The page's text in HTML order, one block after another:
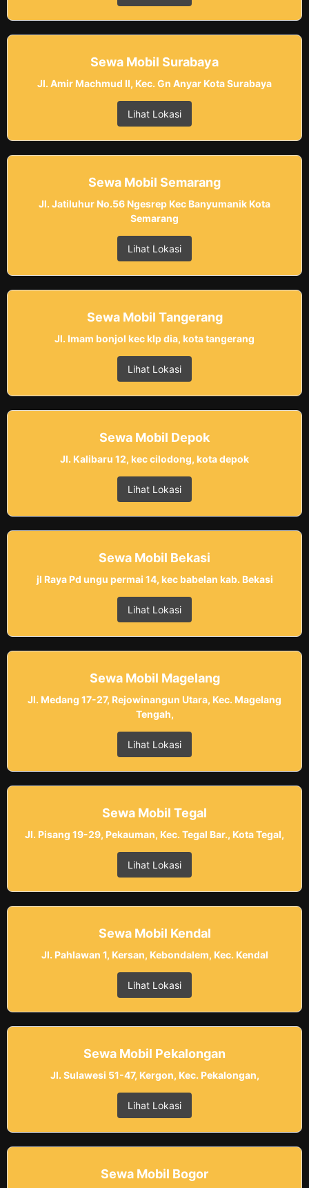
Sewa Mobil Surabaya
Jl. Amir Machmud II, Kec. Gn Anyar Kota Surabaya
Lihat Lokasi
Sewa Mobil Semarang
Jl. Jatiluhur No.56 Ngesrep Kec Banyumanik Kota
Semarang
Lihat Lokasi
Sewa Mobil Tangerang
Jl. Imam bonjol kec klp dia, kota tangerang
Lihat Lokasi
Sewa Mobil Depok
Jl. Kalibaru 12, kec cilodong, kota depok
Lihat Lokasi
Sewa Mobil Bekasi
jl Raya Pd ungu permai 14, kec babelan kab. Bekasi
Lihat Lokasi
Sewa Mobil Magelang
Jl. Medang 17-27, Rejowinangun Utara, Kec. Magelang
Tengah,
Lihat Lokasi
Sewa Mobil Tegal
Jl. Pisang 19-29, Pekauman, Kec. Tegal Bar., Kota Tegal,
Lihat Lokasi
Sewa Mobil Kendal
Jl. Pahlawan 1, Kersan, Kebondalem, Kec. Kendal
Lihat Lokasi
Sewa Mobil Pekalongan
Jl. Sulawesi 51-47, Kergon, Kec. Pekalongan,
Lihat Lokasi
Sewa Mobil Bogor